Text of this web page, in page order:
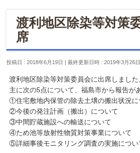
渡利地区除染等対策
席
投稿日 : 2018年6月19日 最終更新日時 : 2019年3月26日
渡利地区除染等対策委員会に出席しました
主に次の5点について、福島市から報告が
①住宅敷地内保管の除去土壌の搬出状況に
②今後の発注計画（搬出）について
③中間貯蔵施設への輸送について
④ため池等放射性物質対策事業について
⑤詳細事後モニタリング調査の実施につい